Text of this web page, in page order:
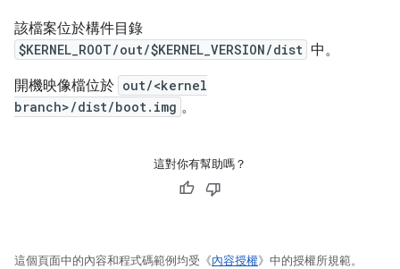
該檔案位於構件目錄
$KERNEL_ROOT/out/$KERNEL_VERSION/dist 中。
開機映像檔位於 out/<kernel
branch>/dist/boot.img 。
這對你有幫助嗎？
這個頁面中的內容和程式碼範例均受《內容授權》中的授權所規範。